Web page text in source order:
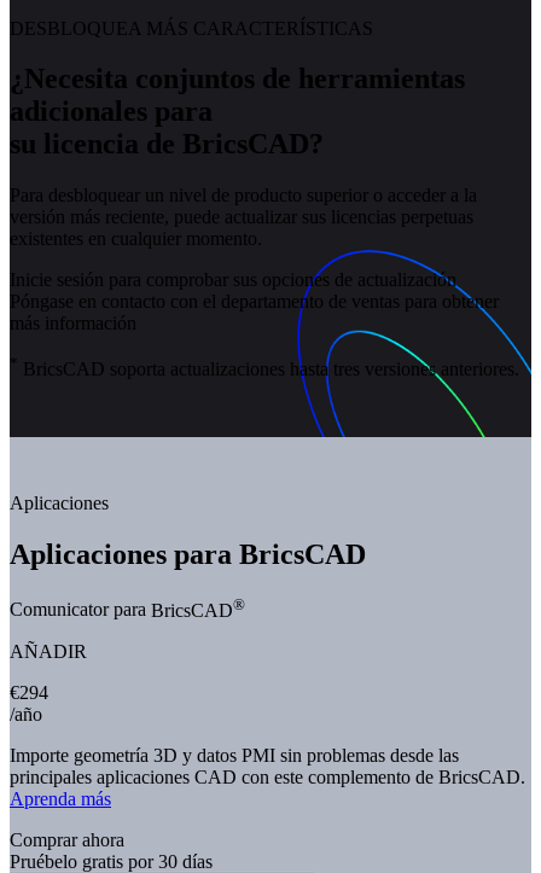
DESBLOQUEA MÁS CARACTERÍSTICAS
¿Necesita conjuntos de herramientas
adicionales para
su licencia de BricsCAD?
Para desbloquear un nivel de producto superior o acceder a la
versión más reciente, puede actualizar sus licencias perpetuas
existentes en cualquier momento.
Inicie sesión para comprobar sus opciones de actualización
Póngase en contacto con el departamento de ventas para obtener
más información
* BricsCAD soporta actualizaciones hasta tres versiones anteriores.
Aplicaciones
Aplicaciones para BricsCAD
Comunicator para BricsCAD®
AÑADIR
€294
/año
Importe geometría 3D y datos PMI sin problemas desde las
principales aplicaciones CAD con este complemento de BricsCAD.
Aprenda más
Comprar ahora
Pruébelo gratis por 30 días